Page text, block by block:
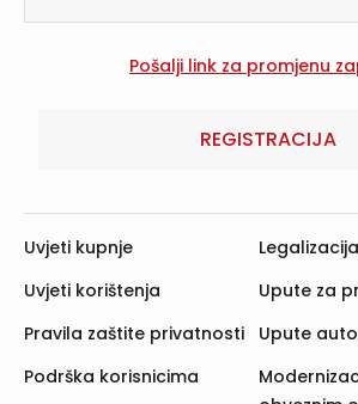
REGISTRACIJA
Uvjeti kupnje
Uvjeti korištenja
Pravila zaštite privatnosti
Podrška korisnicima
Upute za
Upute